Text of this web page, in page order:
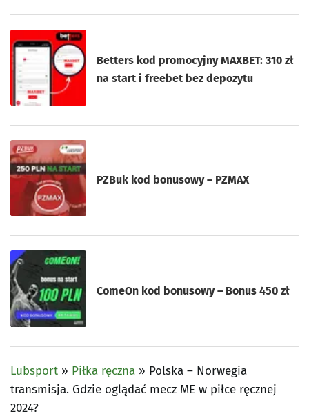
Betters kod promocyjny MAXBET: 310 zł
na start i freebet bez depozytu
PZBuk kod bonusowy – PZMAX
ComeOn kod bonusowy – Bonus 450 zł
Lubsport » Piłka ręczna » Polska – Norwegia
transmisja. Gdzie oglądać mecz ME w piłce ręcznej
2024?